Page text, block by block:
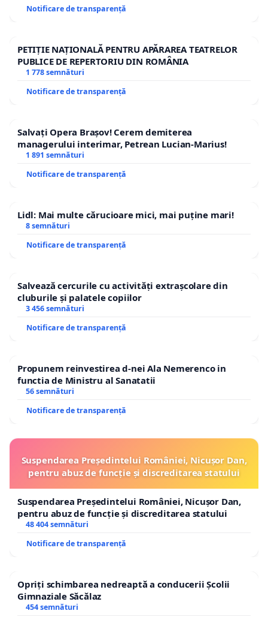
Notificare de transparență
PETIȚIE NAȚIONALĂ PENTRU APĂRAREA TEATRELOR
PUBLICE DE REPERTORIU DIN ROMÂNIA
1 778 semnături
Notificare de transparență
Salvați Opera Brașov! Cerem demiterea
managerului interimar, Petrean Lucian-Marius!
1 891 semnături
Notificare de transparență
Lidl: Mai multe cărucioare mici, mai puține mari!
8 semnături
Notificare de transparență
Salvează cercurile cu activități extrașcolare din
cluburile și palatele copiilor
3 456 semnături
Notificare de transparență
Propunem reinvestirea d-nei Ala Nemerenco in
functia de Ministru al Sanatatii
56 semnături
Notificare de transparență
Suspendarea Președintelui României, Nicușor Dan,
pentru abuz de funcție și discreditarea statului
Suspendarea Președintelui României, Nicușor Dan,
pentru abuz de funcție și discreditarea statului
48 404 semnături
Notificare de transparență
Opriți schimbarea nedreaptă a conducerii Școlii
Gimnaziale Săcălaz
454 semnături